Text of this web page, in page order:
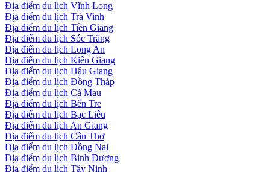
Địa điểm du lịch Vĩnh Long
Địa điểm du lịch Trà Vinh
Địa điểm du lịch Tiền Giang
Địa điểm du lịch Sóc Trăng
Địa điểm du lịch Long An
Địa điểm du lịch Kiên Giang
Địa điểm du lịch Hậu Giang
Địa điểm du lịch Đồng Tháp
Địa điểm du lịch Cà Mau
Địa điểm du lịch Bến Tre
Địa điểm du lịch Bạc Liêu
Địa điểm du lịch An Giang
Địa điểm du lịch Cần Thơ
Địa điểm du lịch Đồng Nai
Địa điểm du lịch Bình Dương
Địa điểm du lịch Tây Ninh